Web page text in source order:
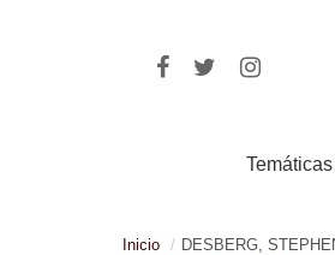
Temáticas
Inicio DESBERG,